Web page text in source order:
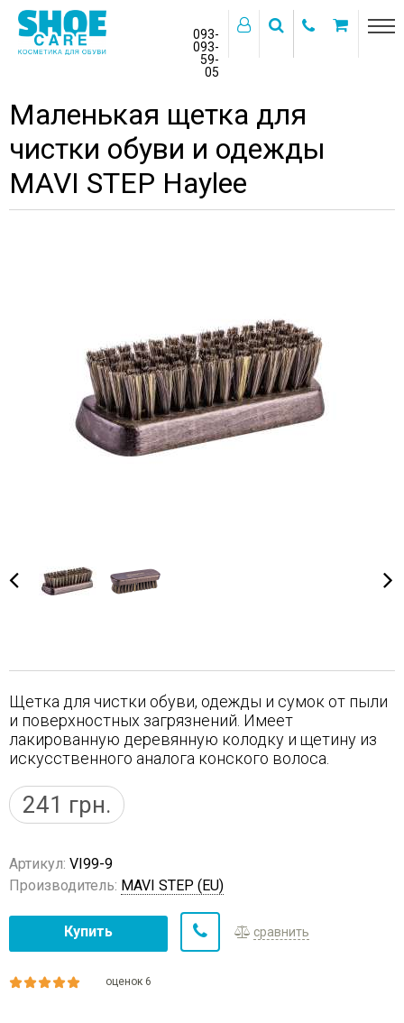
093-
093-
59-
05
Маленькая щетка для
чистки обуви и одежды
MAVI STEP Haylee
Щетка для чистки обуви, одежды и сумок от пыли
и поверхностных загрязнений. Имеет
лакированную деревянную колодку и щетину из
искусственного аналога конского волоса.
241 грн.
Артикул: VI99-9
Производитель: MAVI STEP (EU)
Купить сравнить
оценок 6